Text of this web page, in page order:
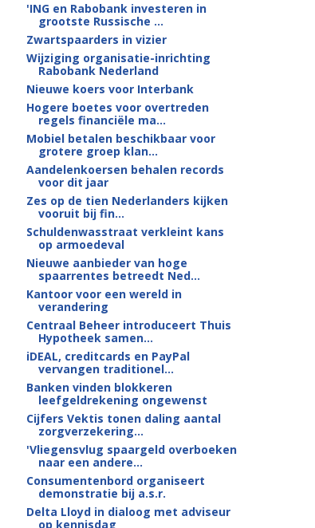
'ING en Rabobank investeren in
grootste Russische ...
Zwartspaarders in vizier
Wijziging organisatie-inrichting
Rabobank Nederland
Nieuwe koers voor Interbank
Hogere boetes voor overtreden
regels financiële ma...
Mobiel betalen beschikbaar voor
grotere groep klan...
Aandelenkoersen behalen records
voor dit jaar
Zes op de tien Nederlanders kijken
vooruit bij fin...
Schuldenwasstraat verkleint kans
op armoedeval
Nieuwe aanbieder van hoge
spaarrentes betreedt Ned...
Kantoor voor een wereld in
verandering
Centraal Beheer introduceert Thuis
Hypotheek samen...
iDEAL, creditcards en PayPal
vervangen traditionel...
Banken vinden blokkeren
leefgeldrekening ongewenst
Cijfers Vektis tonen daling aantal
zorgverzekering...
'Vliegensvlug spaargeld overboeken
naar een andere...
Consumentenbord organiseert
demonstratie bij a.s.r.
Delta Lloyd in dialoog met adviseur
op kennisdag